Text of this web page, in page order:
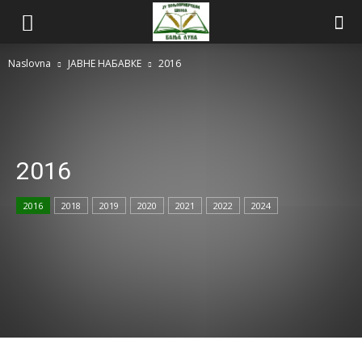
Naslovna ЈАВНЕ НАБАВКЕ 2016
2016
2016 2018 2019 2020 2021 2022 2024